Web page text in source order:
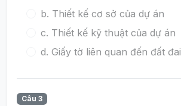
b. Thiết kế cơ sở của dự án
c. Thiết kế kỹ thuật của dự án
d. Giấy tờ liên quan đến đất đai
Câu 3